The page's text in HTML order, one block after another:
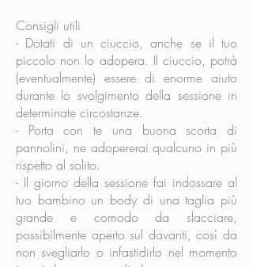
Consigli utili
- Dotati di un ciuccio, anche se il tuo
piccolo non lo adopera. Il ciuccio, potrà
(eventualmente) essere di enorme aiuto
durante lo svolgimento della sessione in
determinate circostanze.
- Porta con te una buona scorta di
pannolini, ne adopererai qualcuno in più
rispetto al solito.
- Il giorno della sessione fai indossare al
tuo bambino un body di una taglia più
grande e comodo da slacciare,
possibilmente aperto sul davanti, così da
non svegliarlo o infastidirlo nel momento